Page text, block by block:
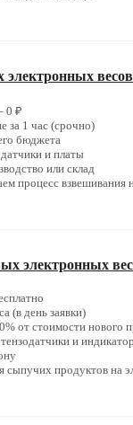
весов
0 ₽
за 1 час (срочно)
бюджета
и платы
или склад
процесс взвешивания
электронных
(в день заявки)
от стоимости нового
и
сыпучих продуктов на